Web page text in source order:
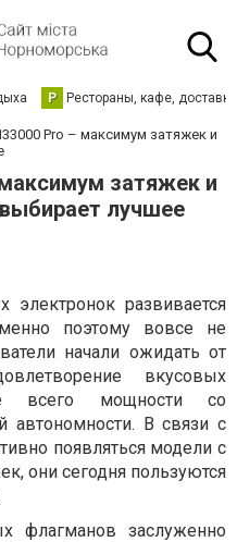
Р Рестораны, кафе,
Pro – максимум затяжек и
затяжек и
лучшее
электронок развивается
поэтому вовсе не
начали ожидать от
вкусовых
всего мощности со
автономности. В связи с
появляться модели с
они сегодня пользуются
флагманов заслуженно